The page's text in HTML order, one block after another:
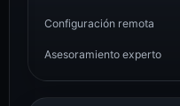
Configuración remota
Asesoramiento experto